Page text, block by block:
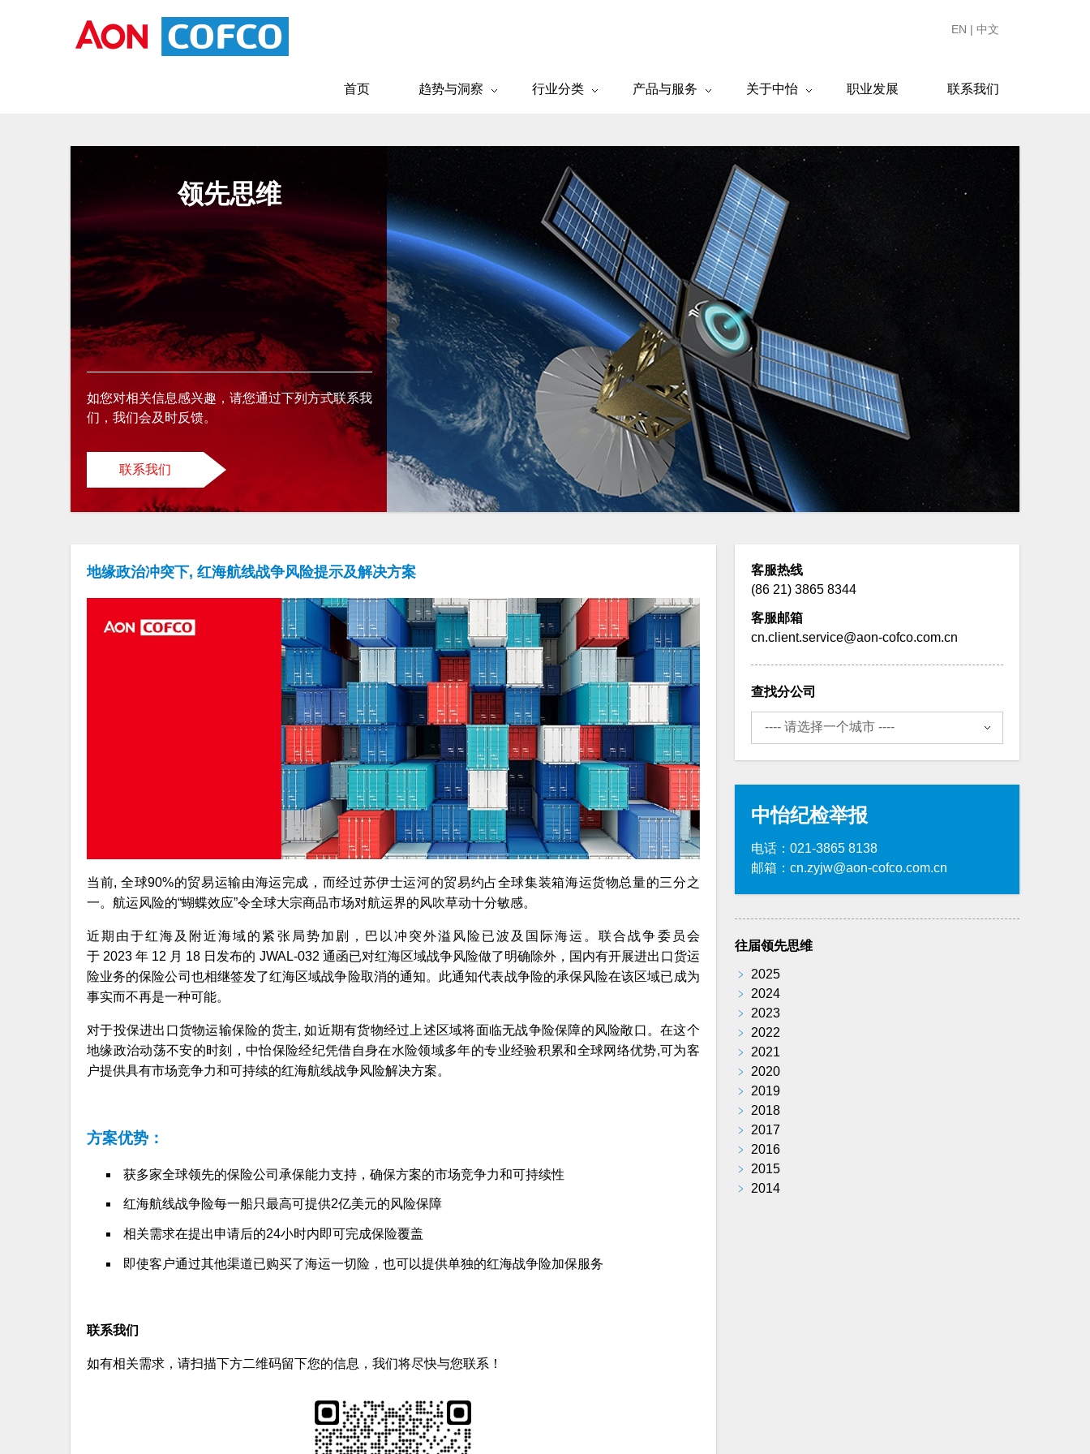
EN | 中文
首页 趋势与洞察 行业分类 产品与服务 关于中怡 职业发展 联系我们
领先思维
如您对相关信息感兴趣，请您通过下列方式联系我
们，我们会及时反馈。
联系我们
地缘政治冲突下, 红海航线战争风险提示及解决方案
当前, 全球90%的贸易运输由海运完成，而经过苏伊士运河的贸易约占全球集装箱海运货物总量的三分之
一。航运风险的“蝴蝶效应”令全球大宗商品市场对航运界的风吹草动十分敏感。
近期由于红海及附近海域的紧张局势加剧，巴以冲突外溢风险已波及国际海运。联合战争委员会
于 2023 年 12 月 18 日发布的 JWAL-032 通函已对红海区域战争风险做了明确除外，国内有开展进出口货运
险业务的保险公司也相继签发了红海区域战争险取消的通知。此通知代表战争险的承保风险在该区域已成为
事实而不再是一种可能。
对于投保进出口货物运输保险的货主, 如近期有货物经过上述区域将面临无战争险保障的风险敞口。在这个
地缘政治动荡不安的时刻，中怡保险经纪凭借自身在水险领域多年的专业经验积累和全球网络优势,可为客
户提供具有市场竞争力和可持续的红海航线战争风险解决方案。
方案优势：
获多家全球领先的保险公司承保能力支持，确保方案的市场竞争力和可持续性
红海航线战争险每一船只最高可提供2亿美元的风险保障
相关需求在提出申请后的24小时内即可完成保险覆盖
即使客户通过其他渠道已购买了海运一切险，也可以提供单独的红海战争险加保服务
联系我们
如有相关需求，请扫描下方二维码留下您的信息，我们将尽快与您联系！
客服热线
(86 21) 3865 8344
客服邮箱
cn.client.service@aon-cofco.com.cn
查找分公司
中怡纪检举报
电话：021-3865 8138
邮箱：cn.zyjw@aon-cofco.com.cn
往届领先思维
﹥
2025
﹥
2024
﹥
2023
﹥
2022
﹥
2021
﹥
2020
﹥
2019
﹥
2018
﹥
2017
﹥
2016
﹥
2015
﹥
2014